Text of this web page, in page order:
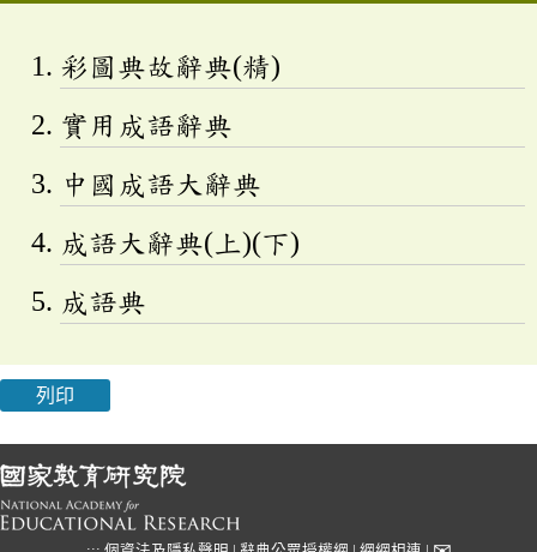
彩圖典故辭典(精)
實用成語辭典
中國成語大辭典
成語大辭典(上)(下)
成語典
列印